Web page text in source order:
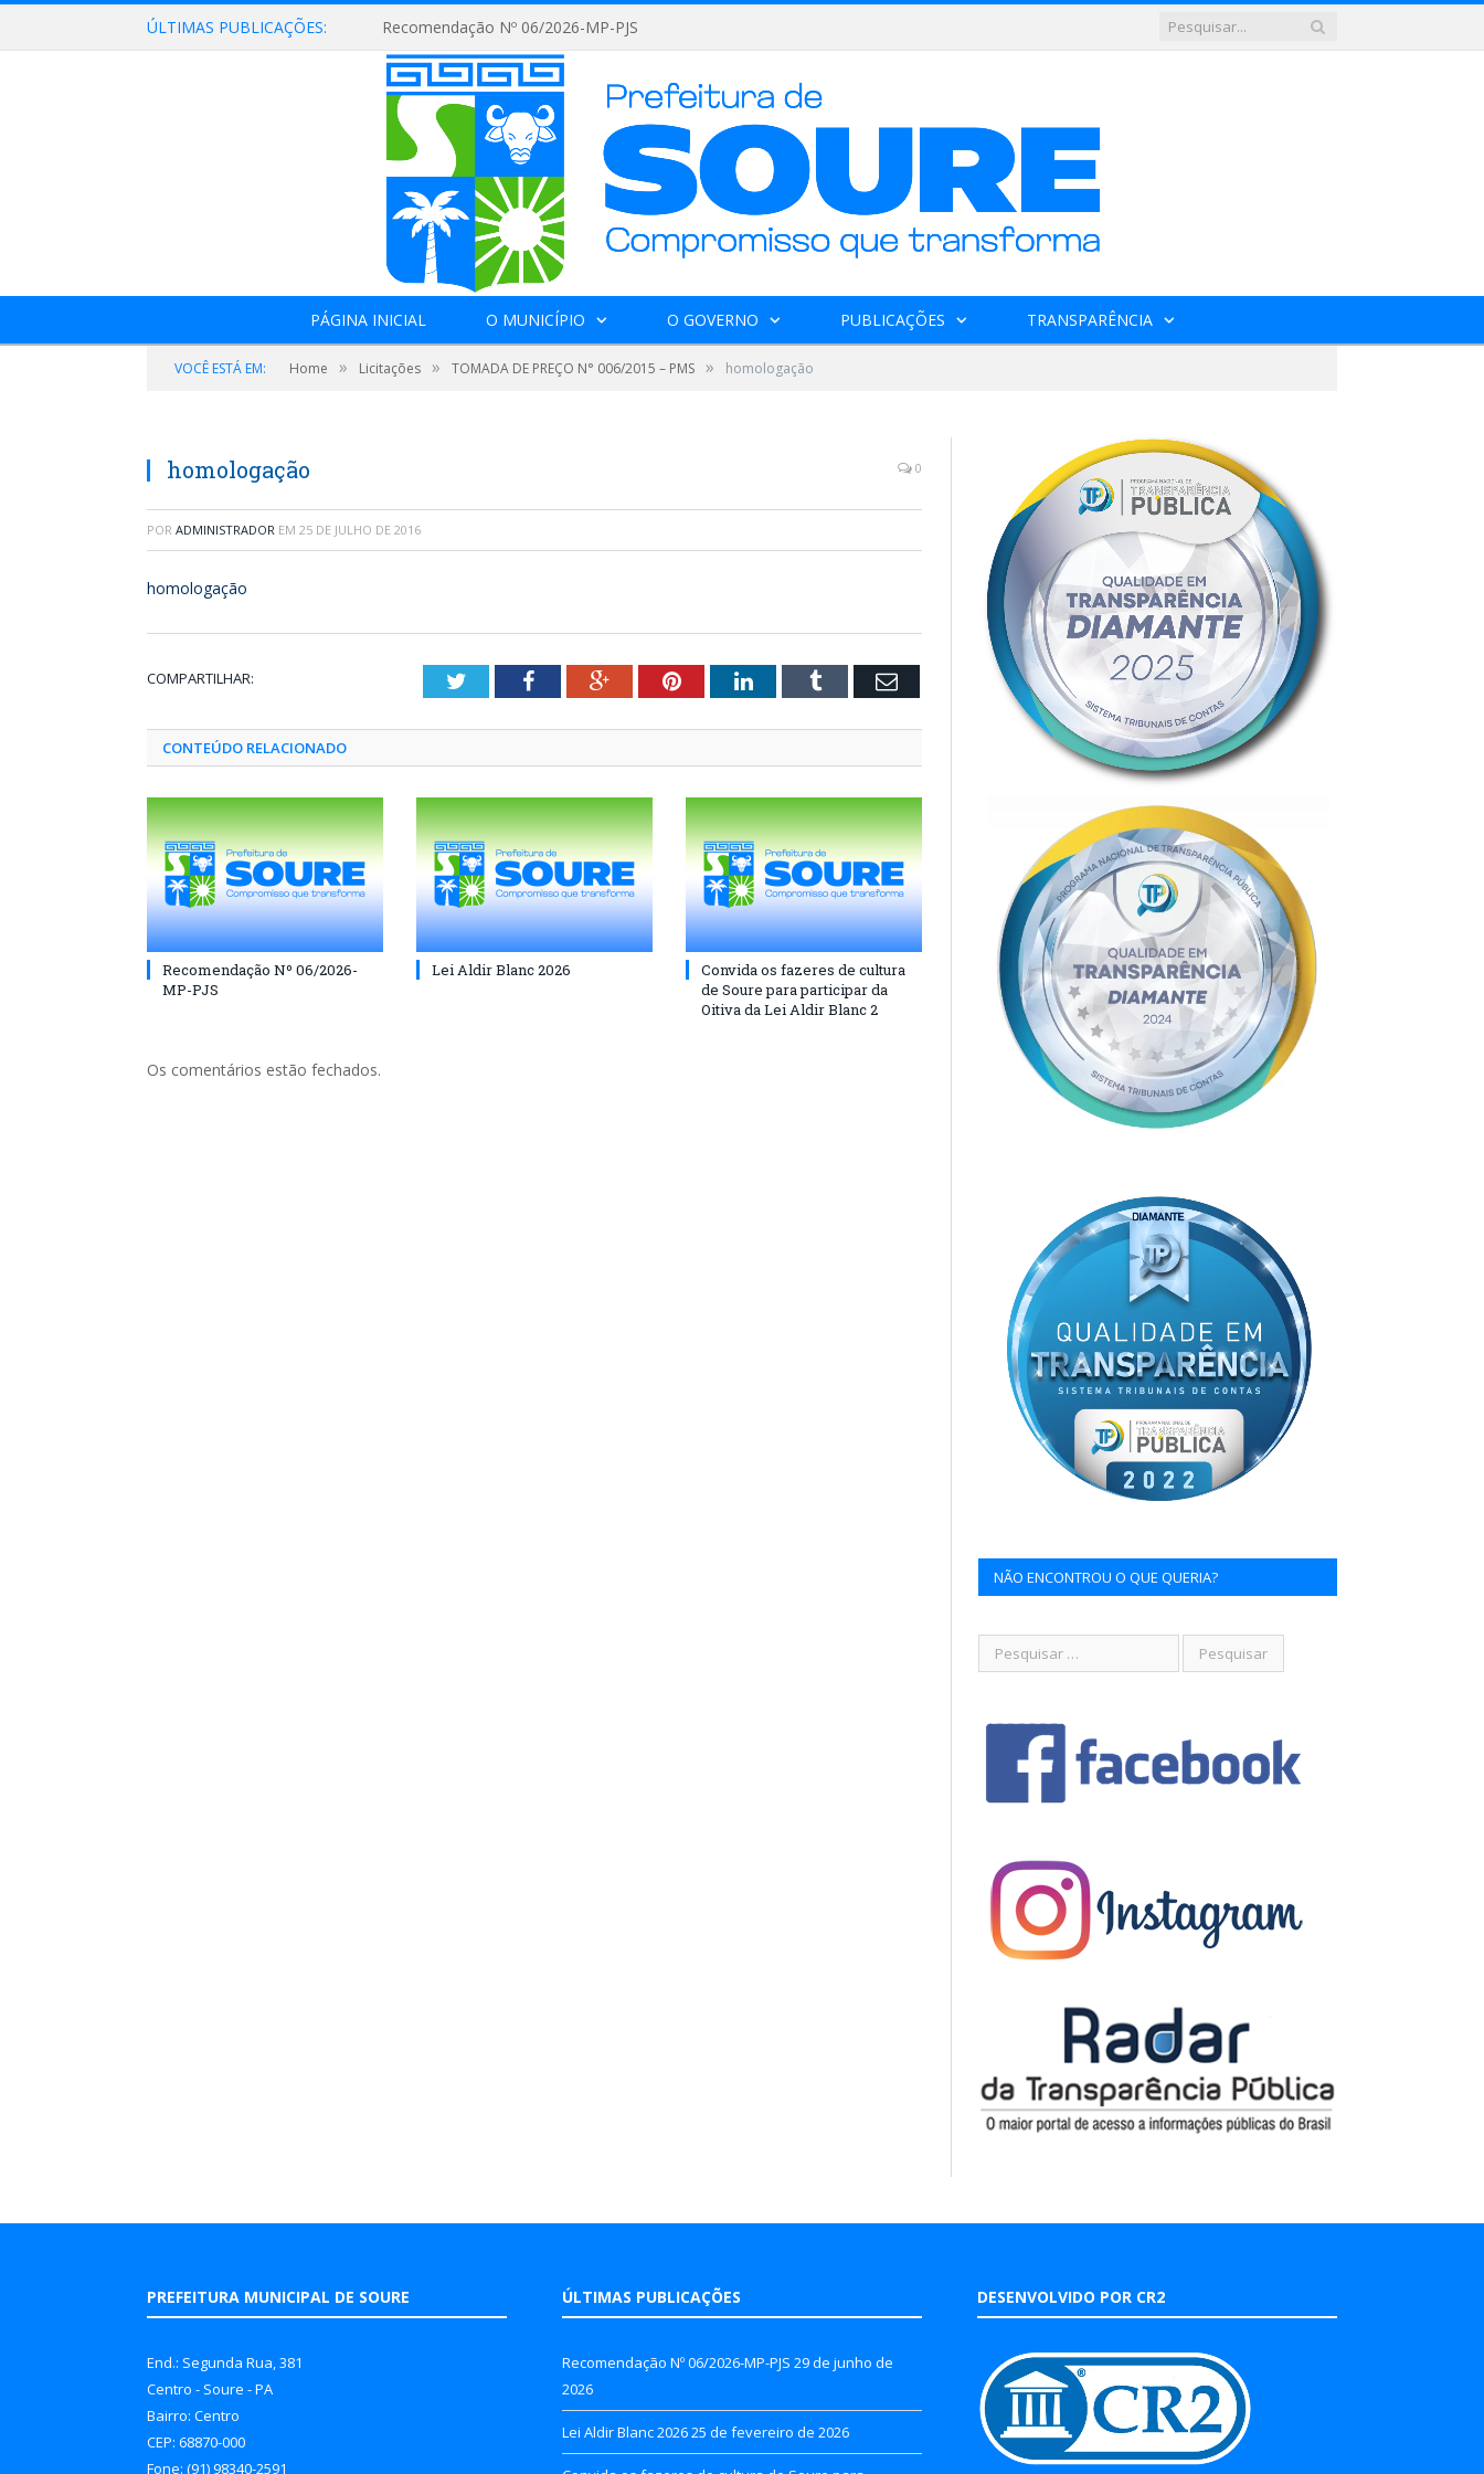
ÚLTIMAS PUBLICAÇÕES: Recomendação Nº 06/2026-MP-PJS
PÁGINA INICIAL O MUNICÍPIO O GOVERNO PUBLICAÇÕES TRANSPARÊNCIA
VOCÊ ESTÁ EM: Home » Licitações » TOMADA DE PREÇO N° 006/2015 – PMS » homologação
homologação 0
POR ADMINISTRADOR EM 25 DE JULHO DE 2016
homologação
COMPARTILHAR: TwitterFacebookGoogle+PinterestLinkedInTumblr Email
CONTEÚDO RELACIONADO
Recomendação Nº 06/2026-
MP-PJS
Lei Aldir Blanc 2026
Convida os fazeres de cultura
de Soure para participar da
Oitiva da Lei Aldir Blanc 2
Os comentários estão fechados.
NÃO ENCONTROU O QUE QUERIA?
PREFEITURA MUNICIPAL DE SOURE
End.: Segunda Rua, 381
Centro - Soure - PA
Bairro: Centro
CEP: 68870-000
Fone: (91) 98340-2591
ÚLTIMAS PUBLICAÇÕES
Recomendação Nº 06/2026-MP-PJS 29 de junho de
2026
Lei Aldir Blanc 202625 de fevereiro de 2026
DESENVOLVIDO POR CR2